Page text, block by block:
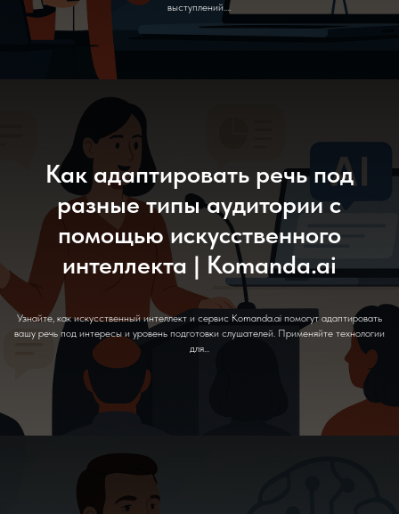
выступлений....
Как адаптировать речь под
разные типы аудитории с
помощью искусственного
интеллекта | Komanda.ai
Узнайте, как искусственный интеллект и сервис Komanda.ai помогут адаптировать
вашу речь под интересы и уровень подготовки слушателей. Применяйте технологии
для...